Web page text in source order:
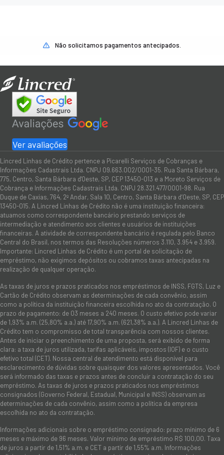
Não solicitamos pagamentos antecipados.
Ver avaliações
Lincred Linhas de Crédito pertence a Picarelli Serviços de Cobranças e
Informações Cadastrais Ltda. CNPJ 09.663.002/0001-35. Rua Santa Bárbara,
775, Centro, Santa Bárbara d'Oeste, SP, CEP 13450-013 e a Moreto Serviços de
Cobrança e Informações Cadastrais Ltda. CNPJ 28.321.477/0001-98. Rua
Duque de Caxias, 764, 2º Andar, Sala 10, Centro, Santa Bárbara d’Oeste, SP, CEP
13450-015. A Lincred Linhas de Crédito não é uma instituição financeira:
atuamos como correspondente bancário prestando serviços de
intermediação e atendimento aos clientes e usuários de instituições
financeiras. A atividade de correspondente bancário é regulada pelo Banco
Central do Brasil, nos termos das Resoluções números 3.110, 3.954 e 3.959.
Importante: Lincred Linhas de Crédito é um portal de solicitação de
empréstimo, não exigimos depósitos ou cobramos taxas antecipadas na
realização de qualquer operação.
As taxas de juros e prazos praticados nos empréstimos de INSS, FGTS, Luz e
Cartão de Crédito observam as determinações de cada convênio, assim
como a política da instituição financeira escolhida no ato da contratação. O
prazo de pagamento: de 03 meses a 240 meses. O custo efetivo pode variar
de 1,93% a.m. (25,80% a.a.) até 17,90% a.m. (621,38% a.a.). A Lincred Linhas de
Crédito tem o compromisso de total transparência com nossos clientes.
Antes de iniciar o preenchimento de uma proposta, será exibido de forma
clara: a taxa de juros utilizada, tarifas aplicáveis, impostos (IOF) e o custo
efetivo total (CET). Nossa central de atendimento está disponível para
esclarecimento de dúvidas sobre quaisquer dos valores apresentados. Você
será informado das taxas e prazos antes de concluir a contratação do seu
empréstimo. As taxas de juros e prazos praticados nos empréstimos
consignados (Governo Federal, Estadual, Municipal e INSS) observam as
determinações de cada convênio, assim como a política da empresa
escolhida no ato da contratação.
Informações adicionais sobre o empréstimo consignado: prazo mínimo de 6
meses e máximo de 96 meses. Valor mínimo de empréstimo R$ 100,00. Taxa
de juros a partir de 1,51% a.m. e CET a partir de 1,55% a.m. Informações